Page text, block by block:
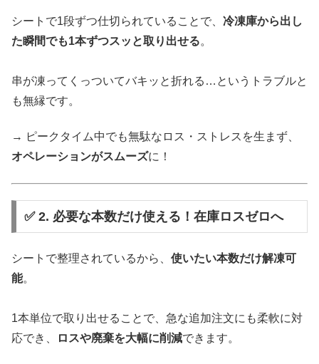
シートで1段ずつ仕切られていることで、 冷凍庫から出し
た瞬間でも1本ずつスッと取り出せる。
串が凍ってくっついてバキッと折れる…というトラブルと
も無縁です。
→ ピークタイム中でも無駄なロス・ストレスを生まず、
オペレーションがスムーズに！
✅ 2. 必要な本数だけ使える！在庫ロスゼロへ
シートで整理されているから、 使いたい本数だけ解凍可
能。
1本単位で取り出せることで、急な追加注文にも柔軟に対
応でき、
ロスや廃棄を大幅に削減できます。